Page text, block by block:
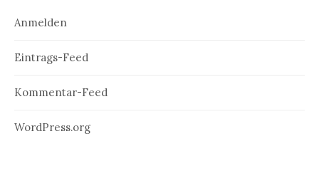
Anmelden
Eintrags-Feed
Kommentar-Feed
WordPress.org